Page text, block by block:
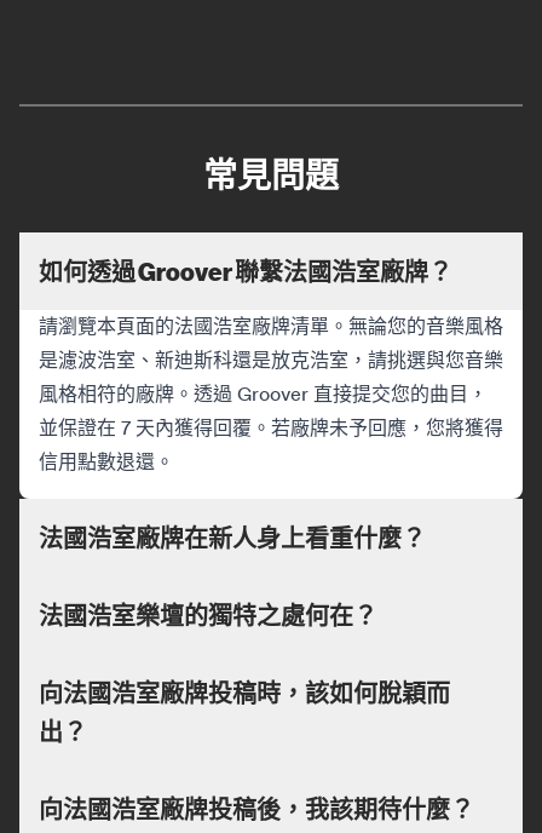
常見問題
如何透過 Groover 聯繫法國浩室廠牌？
請瀏覽本頁面的法國浩室廠牌清單。無論您的音樂風格
是濾波浩室、新迪斯科還是放克浩室，請挑選與您音樂
風格相符的廠牌。透過 Groover 直接提交您的曲目，
並保證在 7 天內獲得回覆。若廠牌未予回應，您將獲得
信用點數退還。
法國浩室廠牌在新人身上看重什麼？
法國浩室樂壇的獨特之處何在？
向法國浩室廠牌投稿時，該如何脫穎而
出？
向法國浩室廠牌投稿後，我該期待什麼？